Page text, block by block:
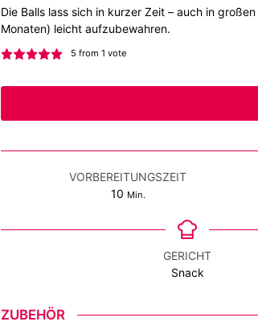
Die Balls lass sich in kurzer Zeit – auch in
Monaten) leicht aufzubewahren.
5 from 1 vote
VORBEREITUNGSZEIT
10Minuten
Min.
GERICHT
Snack
ZUBEHÖR